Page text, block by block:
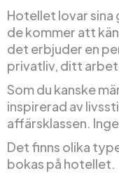
Hotellet lovar
de kommer att
det erbjuder en
privatliv, ditt
Som du kanske
inspirerad av
affärsklassen.
Det finns olika
bokas på hotellet.